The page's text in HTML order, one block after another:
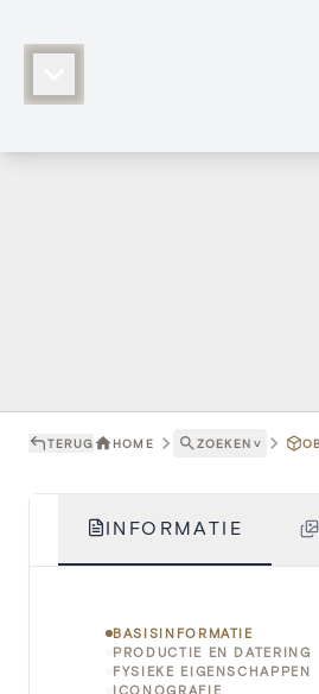
TERUG HOME ZOEKEN ˅
INFORMATIE
BASISINFORMATIE
PRODUCTIE EN DATERING
FYSIEKE EIGENSCHAPPEN
ICONOGRAFIE